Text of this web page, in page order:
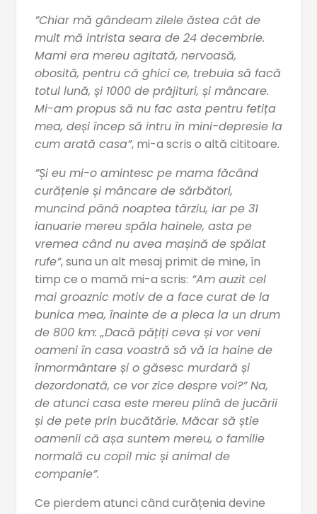
”Chiar mă gândeam zilele ăstea cât de
mult mă intrista seara de 24 decembrie.
Mami era mereu agitată, nervoasă,
obosită, pentru că ghici ce, trebuia să facă
totul lună, și 1000 de prăjituri, și mâncare.
Mi-am propus să nu fac asta pentru fetița
mea, deși încep să intru în mini-depresie la
cum arată casa”, mi-a scris o altă cititoare.
”Și eu mi-o amintesc pe mama făcând
curățenie și mâncare de sărbători,
muncind până noaptea târziu, iar pe 31
ianuarie mereu spăla hainele, asta pe
vremea când nu avea mașină de spălat
rufe”, suna un alt mesaj primit de mine, în
timp ce o mamă mi-a scris: ”Am auzit cel
mai groaznic motiv de a face curat de la
bunica mea, înainte de a pleca la un drum
de 800 km: „Dacă pățiți ceva și vor veni
oameni în casa voastră să vă ia haine de
înmormântare și o găsesc murdară și
dezordonată, ce vor zice despre voi?” Na,
de atunci casa este mereu plină de jucării
și de pete prin bucătărie. Măcar să știe
oamenii că așa suntem mereu, o familie
normală cu copil mic și animal de
companie”.
Ce pierdem atunci când curățenia devine